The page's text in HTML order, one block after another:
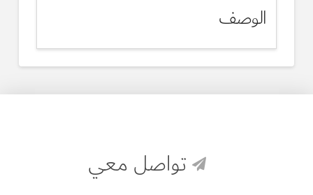
الوصف
تواصل معي